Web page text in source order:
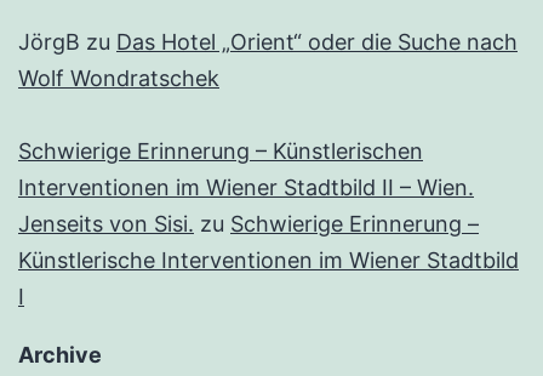
JörgB zu Das Hotel „Orient“ oder die Suche nach
Wolf Wondratschek
Schwierige Erinnerung – Künstlerischen
Interventionen im Wiener Stadtbild II – Wien.
Jenseits von Sisi. zu Schwierige Erinnerung –
Künstlerische Interventionen im Wiener Stadtbild
I
Archive